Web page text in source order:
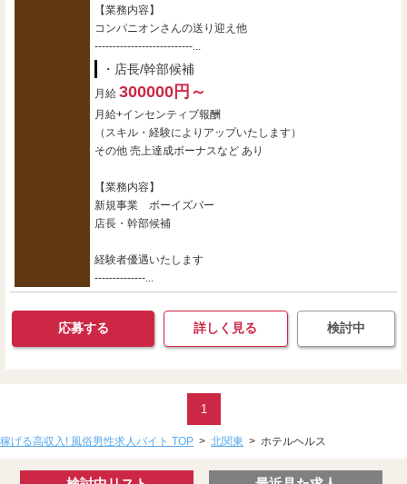
【業務内容】
コンパニオンさんの送り迎え他
---------------------------...
・店長/幹部候補
月給 300000円～
月給+インセンティブ報酬
（スキル・経験によりアップいたします）
その他 売上達成ボーナスなど あり
【業務内容】
新規事業 ボーイズバー
店長・幹部候補
経験者優遇いたします
--------------...
応募する 詳しく見る 検討中
1
稼げる高収入! 風俗男性求人バイト TOP > 北関東 > ホテルヘルス